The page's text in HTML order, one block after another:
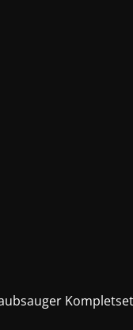
Kompletset